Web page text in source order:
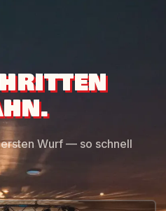
Wurf — so schnell